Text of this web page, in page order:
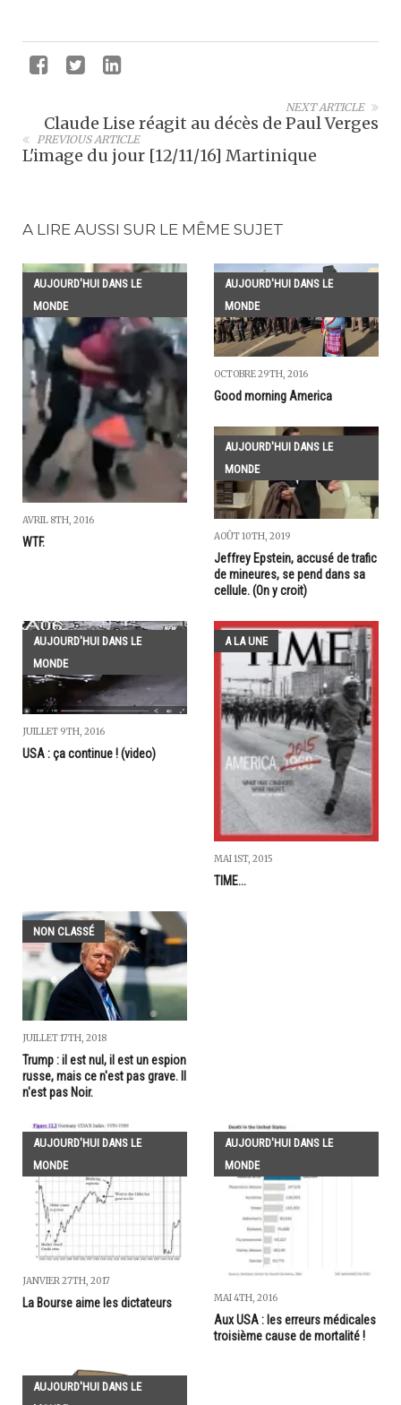
NEXT ARTICLE
Claude Lise réagit au décès de Paul Verges
PREVIOUS ARTICLE
L'image du jour [12/11/16] Martinique
A LIRE AUSSI SUR LE MÊME SUJET
AUJOURD'HUI DANS LE
MONDE
AVRIL 8TH, 2016
WTF.
AUJOURD'HUI DANS LE
MONDE
OCTOBRE 29TH, 2016
Good morning America
AUJOURD'HUI DANS LE
MONDE
AOÛT 10TH, 2019
Jeffrey Epstein, accusé de trafic
de mineures, se pend dans sa
cellule. (On y croit)
AUJOURD'HUI DANS LE
MONDE
JUILLET 9TH, 2016
USA : ça continue ! (video)
A LA UNE
MAI 1ST, 2015
TIME...
NON CLASSÉ
JUILLET 17TH, 2018
Trump : il est nul, il est un espion
russe, mais ce n'est pas grave. Il
n'est pas Noir.
AUJOURD'HUI DANS LE
MONDE
JANVIER 27TH, 2017
La Bourse aime les dictateurs
AUJOURD'HUI DANS LE
MONDE
MAI 4TH, 2016
Aux USA : les erreurs médicales
troisième cause de mortalité !
AUJOURD'HUI DANS LE